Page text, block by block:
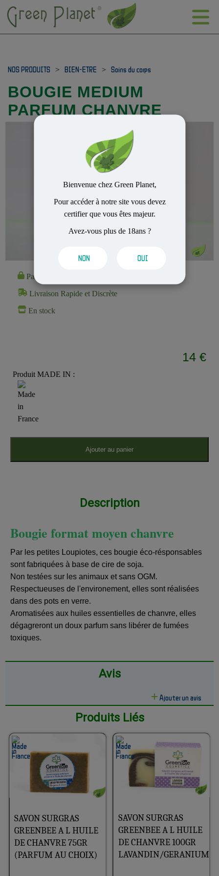
Bienvenue chez Green Planet,
Pour accéder à notre site vous devez
certifier que vous êtes majeur.
Avez-vous plus de 18ans ?
NON OUI
NOS PRODUITS > BIEN-ETRE > Soins du corps
BOUGIE MEDIUM
PARFUM CHANVRE
Paiement 100% Sécurisé
Livraison Rapide et Discrète
En stock
14 €
Produit MADE IN :
Ajouter au panier
Description
Bougie format moyen chanvre
Par les petites Loupiotes, ces bougie éco-résponsables
sont fabriquées à base de cire de soja.
Non testées sur les animaux et sans OGM.
Respectueuses de l'environement, elles sont réalisées
dans des pots en verre.
Aromatisées aux huiles essentielles de chanvre, elles
dégagreront un doux parfum sans libérer de fumées
toxiques.
Avis
Ajouter un avis
Produits Liés
SAVON SURGRAS
GREENBEE A L HUILE
DE CHANVRE 75GR
(PARFUM AU CHOIX)
SAVON SURGRAS
GREENBEE A L HUILE
DE CHANVRE 100GR
LAVANDIN/GERANIUM